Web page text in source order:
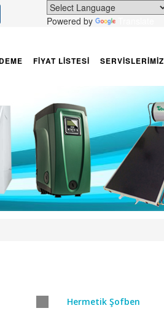
Powered by
FİYAT LİSTESİ SERVİSLERİMİZ
Hermetik Şofben